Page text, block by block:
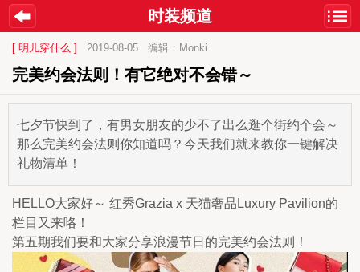
时装频道
[ 明儿穿什么 ] 2019-08-05 编辑：Monki
完美约会法则！有它绝对不会错～
七夕节快到了，有男女朋友的少不了出么逛个街约个会～
那么完美约会法则你知道吗？今天我们就来教你一键解决
礼物清单！
HELLO大家好～ 红秀Grazia x 天猫奢品Luxury Pavilion的
栏目又来咯！
第五期我们要和大家分享浪漫节日的完美约会法则！